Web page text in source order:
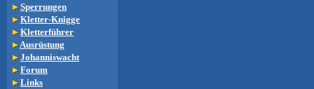
Sperrungen
Kletter-Knigge
Kletterführer
Ausrüstung
Johanniswacht
Forum
Links